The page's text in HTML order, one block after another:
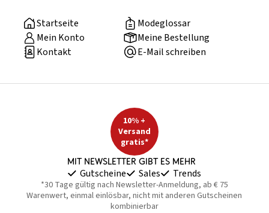
Startseite
Modeglossar
Mein Konto
Meine Bestellung
Kontakt
E-Mail schreiben
10% +
Versand
gratis*
Mit Newsletter gibt es mehr
Gutscheine Sales Trends
*30 Tage gültig nach Newsletter-Anmeldung, ab € 75
Warenwert, einmal einlösbar, nicht mit anderen Gutscheinen
kombinierbar